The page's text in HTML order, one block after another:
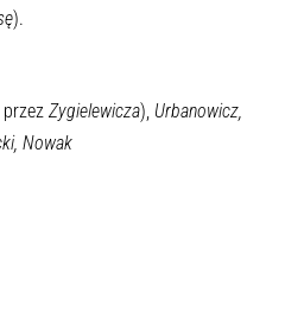
).
Zygielewicza), Urbanowicz,
Nowak